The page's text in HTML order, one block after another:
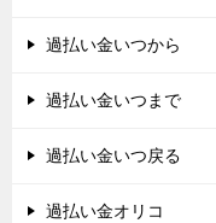
過払い金いつから
過払い金いつまで
過払い金いつ戻る
過払い金オリコ